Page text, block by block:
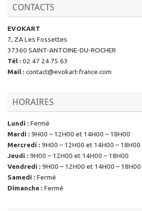
CONTACTS
EVOKART
7, ZA Les Fossettes
37360 SAINT-ANTOINE-DU-ROCHER
Tél : 02 47 24 75 63
Mail : contact@evokart-france.com
HORAIRES
Lundi : Fermé
Mardi : 9H00 – 12H00 et 14H00 – 18H00
Mercredi : 9H00 – 12H00 et 14H00 – 18H00
Jeudi : 9H00 – 12H00 et 14H00 – 18H00
Vendredi : 9H00 – 12H00 et 14H00 – 18H00
Samedi : Fermé
Dimanche : Fermé